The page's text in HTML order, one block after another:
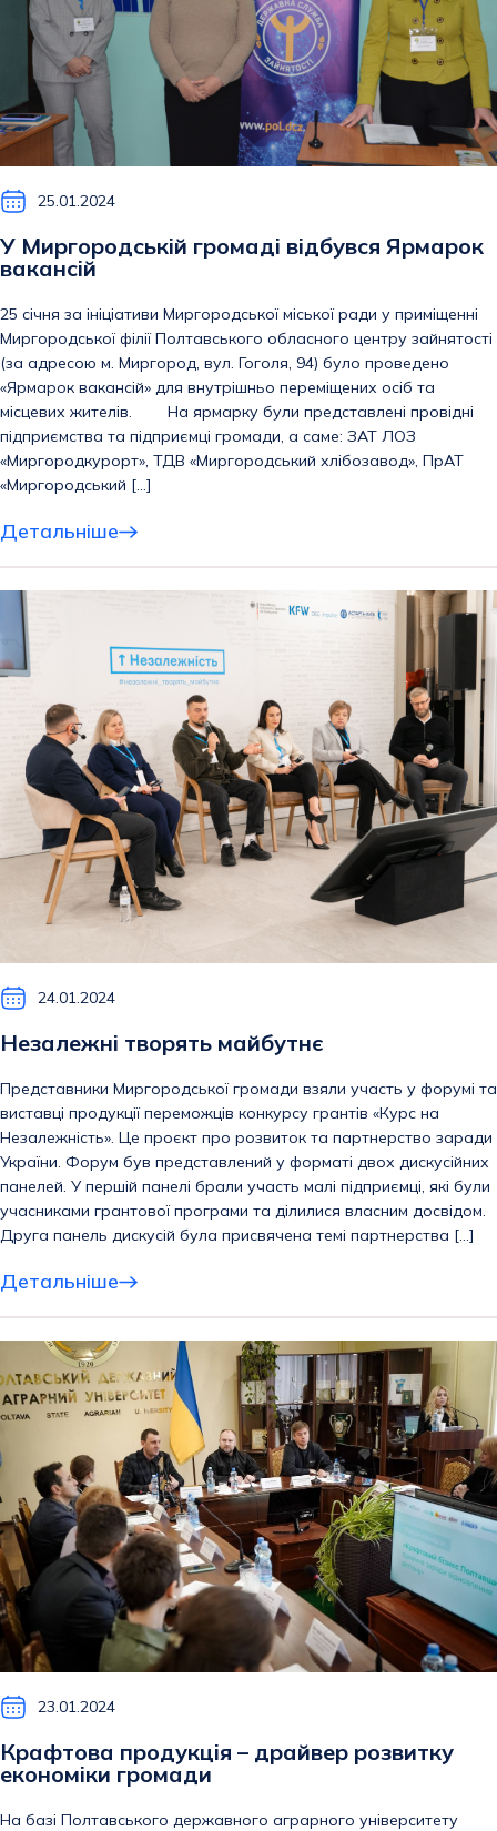
25.01.2024
У Миргородській громаді відбувся Ярмарок
вакансій
25 січня за ініціативи Миргородської міської ради у приміщенні
Миргородської філії Полтавського обласного центру зайнятості
(за адресою м. Миргород, вул. Гоголя, 94) було проведено
«Ярмарок вакансій» для внутрішньо переміщених осіб та
місцевих жителів. На ярмарку були представлені провідні
підприємства та підприємці громади, а саме: ЗАТ ЛОЗ
«Миргородкурорт», ТДВ «Миргородський хлібозавод», ПрАТ
«Миргородський […]
Детальніше
24.01.2024
Незалежні творять майбутнє
Представники Миргородської громади взяли участь у форумі та
виставці продукції переможців конкурсу грантів «Курс на
Незалежність». Це проєкт про розвиток та партнерство заради
України. Форум був представлений у форматі двох дискусійних
панелей. У першій панелі брали участь малі підприємці, які були
учасниками грантової програми та ділилися власним досвідом.
Друга панель дискусій була присвячена темі партнерства […]
Детальніше
23.01.2024
Крафтова продукція – драйвер розвитку
економіки громади
На базі Полтавського державного аграрного університету